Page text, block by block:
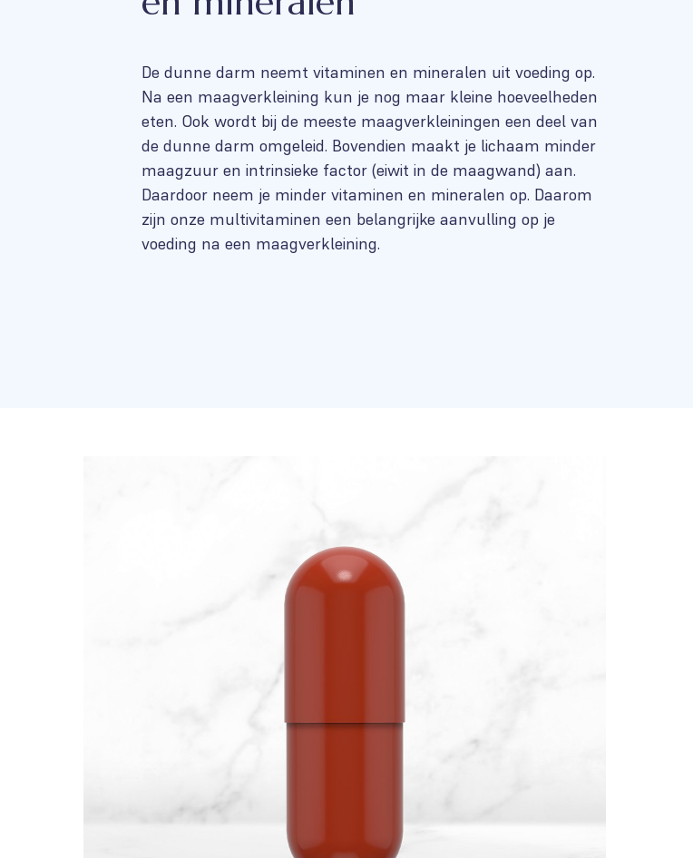
De dunne darm neemt vitaminen en mineralen uit voeding op.
Na een maagverkleining kun je nog maar kleine hoeveelheden
eten. Ook wordt bij de meeste maagverkleiningen een deel van
de dunne darm omgeleid. Bovendien maakt je lichaam minder
maagzuur en intrinsieke factor (eiwit in de maagwand) aan.
Daardoor neem je minder vitaminen en mineralen op. Daarom
zijn onze multivitaminen een belangrijke aanvulling op je
voeding na een maagverkleining.